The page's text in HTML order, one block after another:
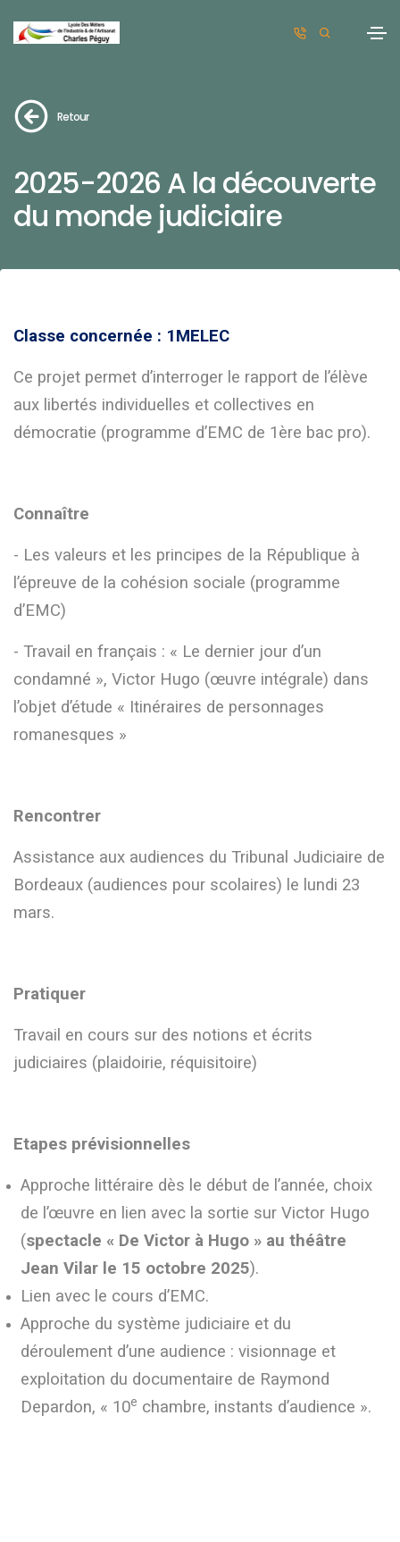
Retour
2025-2026 A la découverte
du monde judiciaire
Classe concernée : 1MELEC
Ce projet permet d’interroger le rapport de l’élève
aux libertés individuelles et collectives en
démocratie (programme d’EMC de 1ère bac pro).
Connaître
- Les valeurs et les principes de la République à
l’épreuve de la cohésion sociale (programme
d’EMC)
- Travail en français : « Le dernier jour d’un
condamné », Victor Hugo (œuvre intégrale) dans
l’objet d’étude « Itinéraires de personnages
romanesques »
Rencontrer
Assistance aux audiences du Tribunal Judiciaire de
Bordeaux (audiences pour scolaires) le lundi 23
mars.
Pratiquer
Travail en cours sur des notions et écrits
judiciaires (plaidoirie, réquisitoire)
Etapes prévisionnelles
Approche littéraire dès le début de l’année, choix
de l’œuvre en lien avec la sortie sur Victor Hugo
(spectacle « De Victor à Hugo » au théâtre
Jean Vilar le 15 octobre 2025).
Lien avec le cours d’EMC.
Approche du système judiciaire et du
déroulement d’une audience : visionnage et
exploitation du documentaire de Raymond
Depardon, « 10e chambre, instants d’audience ».